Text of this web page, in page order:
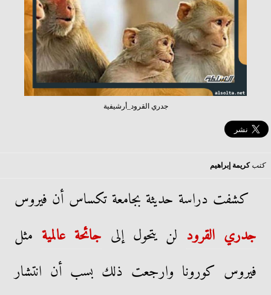
جدري القرود_أرشيفية
كتبكريمة إبراهيم
كشفت دراسة حديثة بجامعة تكساس أن فيروس
جدري القرود لن يتحول إلى جائحة عالمية مثل
فيروس كورونا وارجعت ذلك بسب أن انتشار